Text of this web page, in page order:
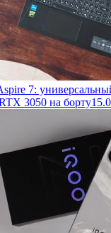
7:
3050 на борту